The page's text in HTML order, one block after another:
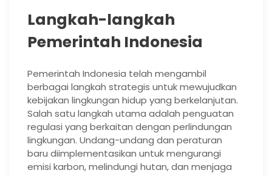
Langkah-langkah
Pemerintah Indonesia
Pemerintah Indonesia telah mengambil
berbagai langkah strategis untuk mewujudkan
kebijakan lingkungan hidup yang berkelanjutan.
Salah satu langkah utama adalah penguatan
regulasi yang berkaitan dengan perlindungan
lingkungan. Undang-undang dan peraturan
baru diimplementasikan untuk mengurangi
emisi karbon, melindungi hutan, dan menjaga